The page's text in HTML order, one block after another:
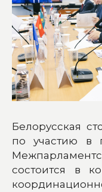
Белорусская
по участию в
состоится в